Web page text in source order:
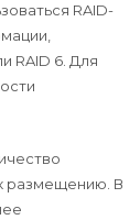
RAID-
RAID 6. Для
размещению. В